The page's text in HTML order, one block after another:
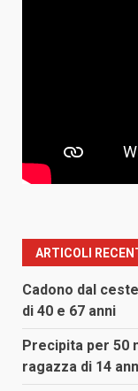
ARTICOLI
Cadono dal
di 40 e 67 anni
Precipita per 50
ragazza di 14